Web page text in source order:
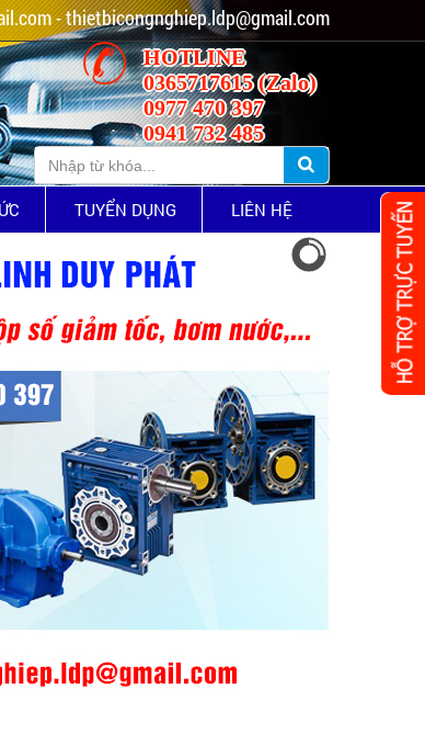
- thietbicongnghiep.ldp@gmail.com
HOTLINE
0365717615 (Zalo)
0977 470 397
0941 732 485
TUYỂN DỤNG LIÊN HỆ